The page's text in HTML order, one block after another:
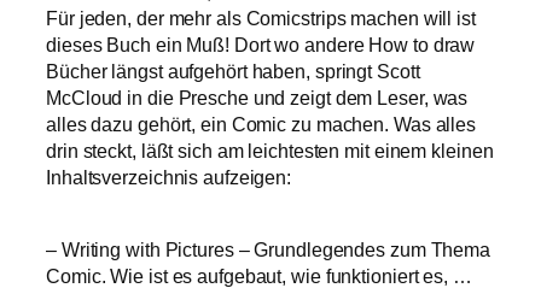
Für jeden, der mehr als Comicstrips machen will ist
dieses Buch ein Muß! Dort wo andere How to draw
Bücher längst aufgehört haben, springt Scott
McCloud in die Presche und zeigt dem Leser, was
alles dazu gehört, ein Comic zu machen. Was alles
drin steckt, läßt sich am leichtesten mit einem kleinen
Inhaltsverzeichnis aufzeigen:
– Writing with Pictures – Grundlegendes zum Thema
Comic. Wie ist es aufgebaut, wie funktioniert es, …